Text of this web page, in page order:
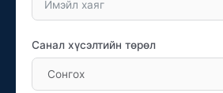
Санал хүсэлтийн төрөл